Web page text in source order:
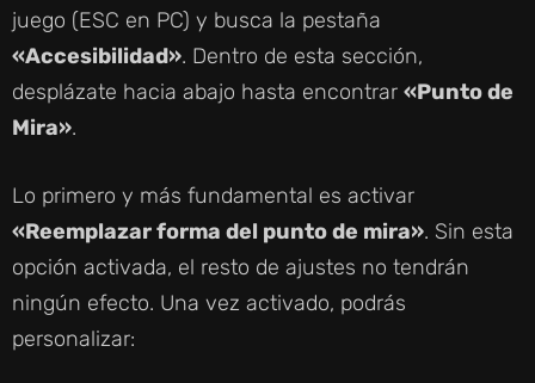
juego (ESC en PC) y busca la pestaña
«Accesibilidad». Dentro de esta sección,
desplázate hacia abajo hasta encontrar «Punto de
Mira».
Lo primero y más fundamental es activar
«Reemplazar forma del punto de mira». Sin esta
opción activada, el resto de ajustes no tendrán
ningún efecto. Una vez activado, podrás
personalizar: